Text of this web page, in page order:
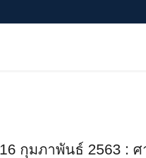
16 กุมภาพันธ์ 2563 : ศ